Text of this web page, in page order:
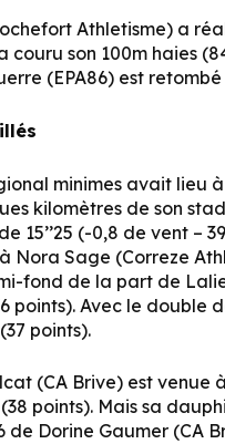
Athletisme) a
son 100m haies
(EPA86) est retombé
minimes avait lieu
kilomètres de son
15’’25 (-0,8 de vent –
Nora Sage (Correze
fond de la part de
points). Avec le
(37 points).
(CA Brive) est venue
(38 points). Mais sa
de Dorine Gaumer (CA